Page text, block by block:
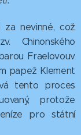
za nevinné, což
Chinonského
Fraelovouv
papež Klement
tento proces
protože
pro státní